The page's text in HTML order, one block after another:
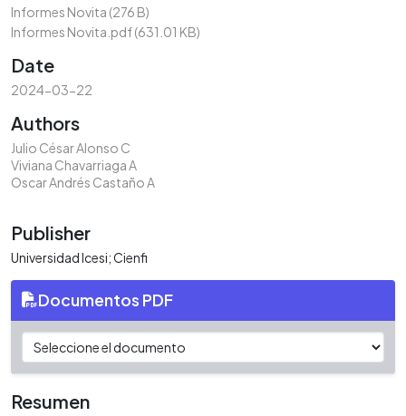
Informes Novita (276 B)
Informes Novita.pdf(631.01 KB)
Date
2024-03-22
Authors
Julio César Alonso C
Viviana Chavarriaga A
Oscar Andrés Castaño A
Publisher
Universidad Icesi; Cienfi
Documentos PDF
Resumen